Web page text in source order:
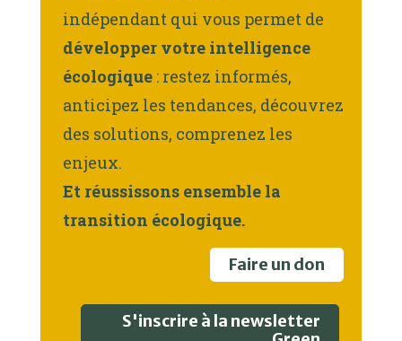
indépendant qui vous permet de
développer votre intelligence
écologique : restez informés,
anticipez les tendances, découvrez
des solutions, comprenez les
enjeux.
Et réussissons ensemble la
transition écologique.
Faire un don
S'inscrire à la newsletter